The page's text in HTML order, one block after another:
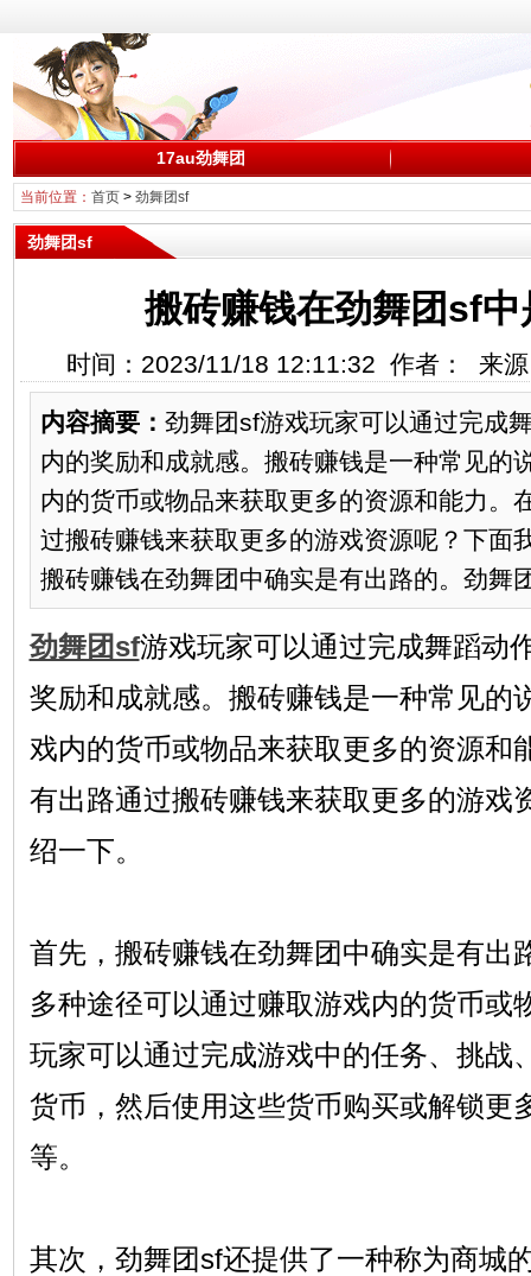
17au劲舞团
当前位置： 首页> 劲舞团sf
劲舞团sf
搬砖赚钱在劲舞团sf中
时间：2023/11/18 12:11:32 作者： 来
内容摘要： 劲舞团sf游戏玩家可以通过完成
内的奖励和成就感。搬砖赚钱是一种常见的
内的货币或物品来获取更多的资源和能力。
过搬砖赚钱来获取更多的游戏资源呢？下面
搬砖赚钱在劲舞团中确实是有出路的。劲舞
劲舞团sf游戏玩家可以通过完成舞蹈动
奖励和成就感。搬砖赚钱是一种常见的
戏内的货币或物品来获取更多的资源和
有出路通过搬砖赚钱来获取更多的游戏
绍一下。
首先，搬砖赚钱在劲舞团中确实是有出
多种途径可以通过赚取游戏内的货币或
玩家可以通过完成游戏中的任务、挑战
货币，然后使用这些货币购买或解锁更
等。
其次，劲舞团sf还提供了一种称为商城